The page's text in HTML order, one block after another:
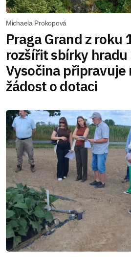
Michaela Prokopová
Praga Grand z roku
rozšířit sbírky hradu
Vysočina připravuje
žádost o dotaci